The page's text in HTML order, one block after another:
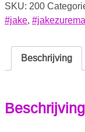
SKU: 200
#jake,
Beschrijving
Beschrijving